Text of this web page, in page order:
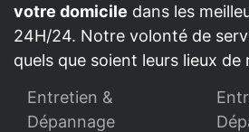
votre domicile dans les
24H/24. Notre volonté de
quels que soient leurs lieux de
Entretien &
Dépannage